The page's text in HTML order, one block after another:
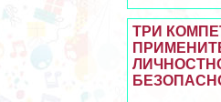
ТРИ